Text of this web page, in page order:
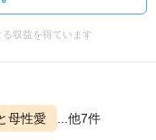
収益を得ています
母性愛 ...他7件